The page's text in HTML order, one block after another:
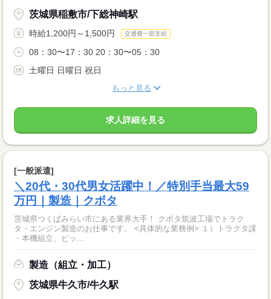
茨城県稲敷市/下総神崎駅
時給1,200円～1,500円 交通費一部支給
08：30〜17：30 20：30〜05：30
土曜日 日曜日 祝日
もっと見る
求人詳細を見る
[一般派遣]
＼20代・30代男女活躍中！／特別手当最大59
万円｜製造｜クボタ
茨城県つくばみらい市にある業界大手！ クボタ筑波工場でトラク
タ・エンジン製造のお仕事です。 <具体的な業務例> １）トラクタ課
・本機組立、ピッ...
製造（組立・加工）
茨城県牛久市/牛久駅